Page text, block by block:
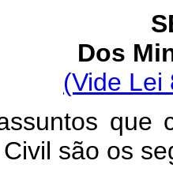
Dos
(Vide Lei
que
são os